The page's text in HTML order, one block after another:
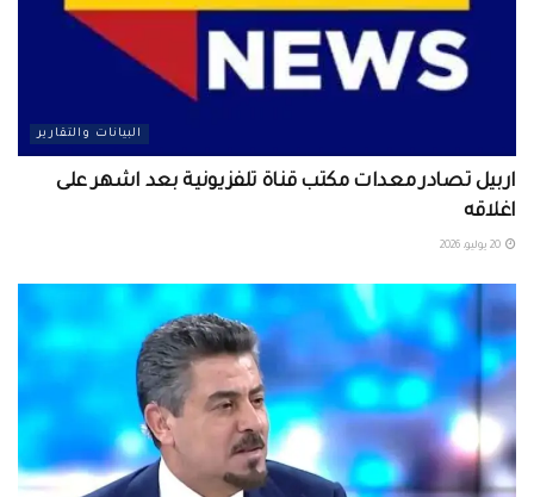
البيانات والتقارير
اربيل تصادر معدات مكتب قناة تلفزيونية بعد اشهر على
اغلاقه